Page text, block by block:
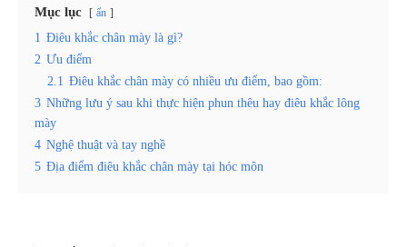
Mục lục ẩn
1 Điêu khắc chân mày là gì?
2 Ưu điểm
2.1 Điêu khắc chân mày có nhiều ưu điểm, bao gồm:
3 Những lưu ý sau khi thực hiện phun thêu hay điêu khắc lông
mày
4 Nghệ thuật và tay nghề
5 Địa điểm điêu khắc chân mày tại hóc môn